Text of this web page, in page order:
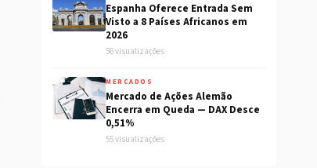
Espanha Oferece Entrada Sem
Visto a 8 Países Africanos em
2026
56 visualizações
MERCADOS
Mercado de Ações Alemão
Encerra em Queda — DAX Desce
0,51%
55 visualizações